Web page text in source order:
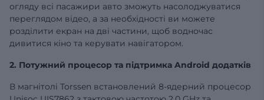
огляду всі пасажири авто зможуть насолоджуватися
переглядом відео, а за необхідності ви можете
розділити екран на дві частини, щоб водночас
дивитися кіно та керувати навігатором.
2. Потужний процесор та підтримка Android додатків
В магнітолі Torssen встановлений 8-ядерний процесор